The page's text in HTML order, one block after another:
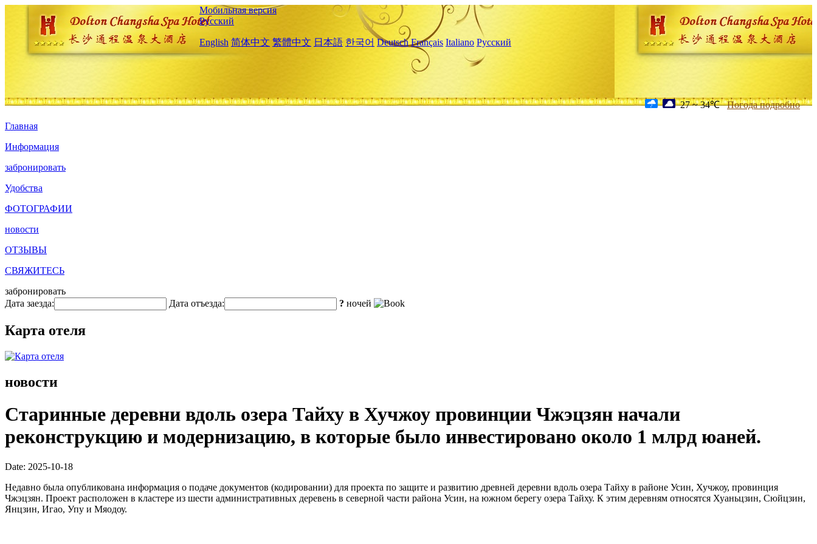
Мобильная версия
Русский
English 简体中文 繁體中文 日本語 한국어 Deutsch Français Italiano Русский
27 ~ 34℃ Погода подробно
Главная
Информация
забронировать
Удобства
ФОТОГРАФИИ
новости
ОТЗЫВЫ
СВЯЖИТЕСЬ
забронировать
Дата заезда:
Дата отъезда: ? ночей
Карта отеля
новости
Старинные деревни вдоль озера Тайху в Хучжоу провинции Чжэцзян начали
реконструкцию и модернизацию, в которые было инвестировано около 1 млрд юаней.
Date: 2025-10-18
Недавно была опубликована информация о подаче документов (кодировании) для проекта по защите и развитию древней деревни вдоль озера Тайху в районе Усин, Хучжоу, провинция
Чжэцзян. Проект расположен в кластере из шести административных деревень в северной части района Усин, на южном берегу озера Тайху. К этим деревням относятся Хуаньцзин, Сюйцзин,
Янцзин, Игао, Упу и Мяодоу.